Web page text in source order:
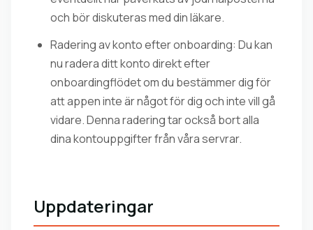
och bör diskuteras med din läkare.
Radering av konto efter onboarding: Du kan
nu radera ditt konto direkt efter
onboardingflödet om du bestämmer dig för
att appen inte är något för dig och inte vill gå
vidare. Denna radering tar också bort alla
dina kontouppgifter från våra servrar.
Uppdateringar